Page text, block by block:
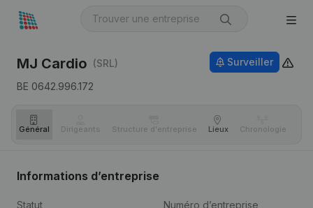
MJ Cardio (SRL)
BE 0642.996.172
Surveiller
Général Dirigeants Structure d'entreprise Lieux Chronologie
Informations d’entreprise
Statut
Numéro d’entreprise